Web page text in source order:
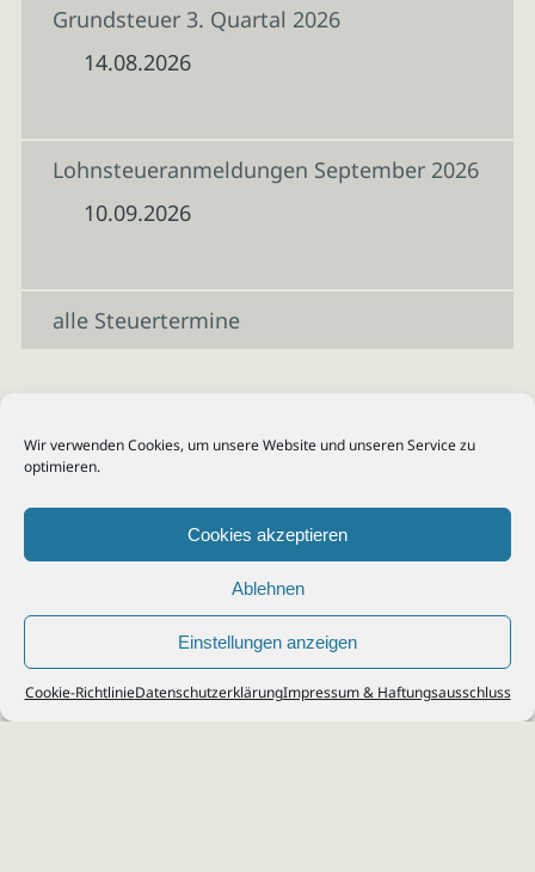
Wir verwenden Cookies, um unsere Website und unseren Service zu
optimieren.
Cookies akzeptieren
Ablehnen
Einstellungen anzeigen
Cookie-RichtlinieDatenschutzerklärungImpressum & Haftungsausschluss
Grundsteuer 3. Quartal 2026
14.08.2026
Lohnsteueranmeldungen September 2026
10.09.2026
alle Steuertermine
© 2026Steuerberater Kempf, Köln - Steuerberatung Poll, Porz, Deutz, Mülheim,